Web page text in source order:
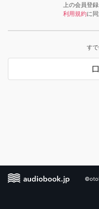
上の会員登
利用規約に
す